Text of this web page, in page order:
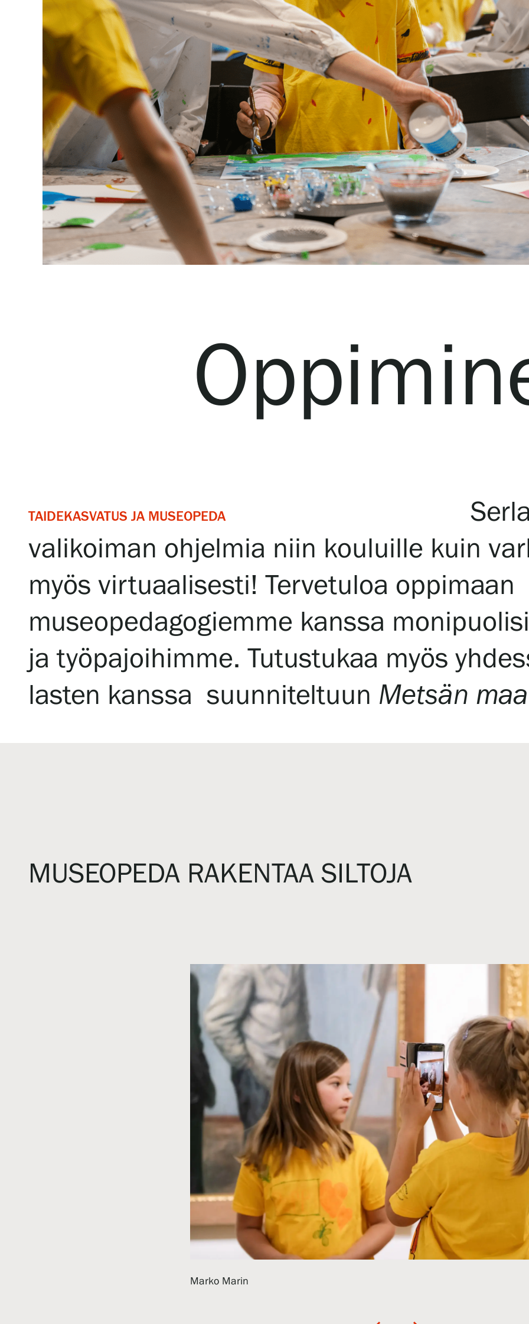
Verkkokauppa
Tule meille
Näyttelyt
Tapahtumat
Palvelumme
Kokoelmat ja museo
Serlachius Residenssi
Serlachius Taidesauna
Serlachius Art & Sauna Express
Vastuullisuus
Esteettömyys
Tietosuoja ja evästeet
TAIDEKASVATUS JA MUSEOPEDA
valikoiman ohjelmia niin kouluille kuin
myös virtuaalisesti! Tervetuloa oppimaan
museopedagogiemme kanssa
ja työpajoihimme. Tutustukaa myös
lasten kanssa suunniteltuun Metsän
MUSEOPEDA RAKENTAA SILTOJA
Marko Marin